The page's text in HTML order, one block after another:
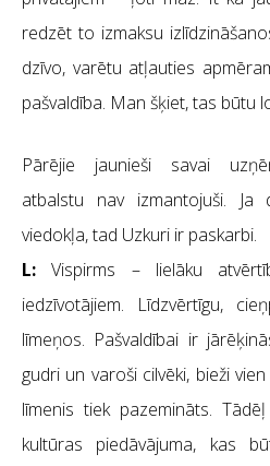
redzēt to izmaksu
dzīvo, varētu atļauties
pašvaldība. Man šķiet, tas būtu
Pārējie jaunieši savai
atbalstu nav izmantojuši. Ja
viedokļa, tad Uzkuri ir paskarbi.
L:Vispirms – lielāku
iedzīvotājiem. Līdzvērtīgu,
līmeņos. Pašvaldībai ir
gudri un varoši cilvēki, bieži
līmenis tiek pazemināts.
kultūras piedāvājuma, kas